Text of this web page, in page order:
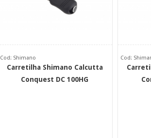
Cod: Shimano
Carretilha Shimano Calcutta
Conquest DC 100HG
Cod: